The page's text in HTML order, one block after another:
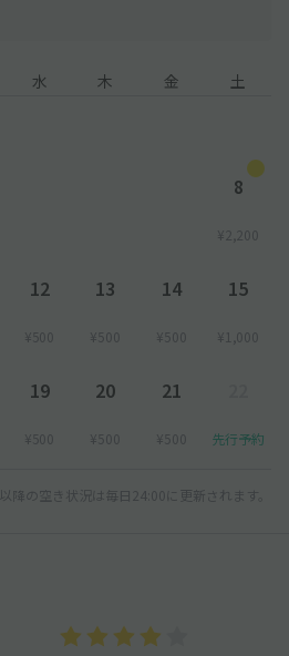
水 木 金 土
8
¥2,200
12
¥500
13
¥500
14
¥500
15
¥1,000
19
¥500
20
¥500
21
¥500 先行予約
以降の空き状況は毎日24:00に更新されます。